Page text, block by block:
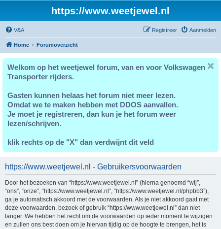
https://www.weetjewel.nl
V&A Aanmelden
Registreer
Home Forumoverzicht
Welkom op het weetjewel forum, van en voor Volkswagen
Transporter rijders.
Gasten kunnen helaas het forum niet meer lezen.
Omdat we te maken hebben met DDOS aanvallen.
Je moet je registreren, dan kun je het forum weer
lezen/schrijven.
klik rechts op de "X" dan verdwijnt dit veld
https://www.weetjewel.nl - Gebruikersvoorwaarden
Door het bezoeken van “https://www.weetjewel.nl” (hierna genoemd “wij”,
“ons”, “onze”, “https://www.weetjewel.nl”, “https://www.weetjewel.nl/phpbb3”),
ga je automatisch akkoord met de voorwaarden. Als je niet akkoord gaat met
deze voorwaarden, bezoek of gebruik “https://www.weetjewel.nl” dan niet
langer. We hebben het recht om de voorwaarden op ieder moment te wijzigen
en zullen ons best doen om je hiervan tijdig op de hoogte te brengen, het is